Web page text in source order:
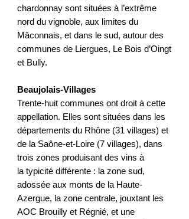
chardonnay sont situées à l’extrême
nord du vignoble, aux limites du
Mâconnais, et dans le sud, autour des
communes de Liergues, Le Bois d’Oingt
et Bully.
Beaujolais-Villages
Trente-huit communes ont droit à cette
appellation. Elles sont situées dans les
départements du Rhône (31 villages) et
de la Saône-et-Loire (7 villages), dans
trois zones produisant des vins à
la typicité différente : la zone sud,
adossée aux monts de la Haute-
Azergue, la zone centrale, jouxtant les
AOC Brouilly et Régnié, et une